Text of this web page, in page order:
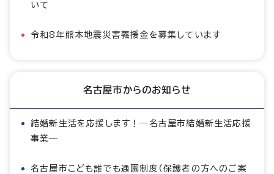
いて
令和8年熊本地震災害義援金を募集しています
名古屋市からのお知らせ
結婚新生活を応援します！―名古屋市結婚新生活応援
事業―
名古屋市こども誰でも通園制度（保護者の方へのご案